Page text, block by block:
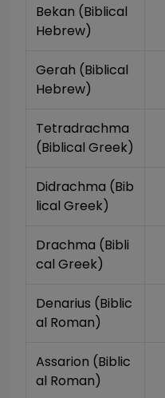
Bekan (Biblical
Hebrew)
Gerah (Biblical
Hebrew)
Tetradrachma
(Biblical Greek)
Didrachma (Bib
lical Greek)
Drachma (Bibli
cal Greek)
Denarius (Biblic
al Roman)
Assarion (Biblic
al Roman)